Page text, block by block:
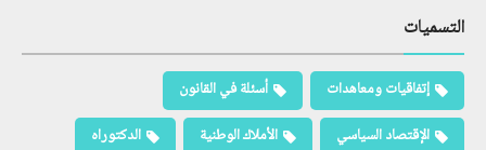
التسميات
إتفاقيات ومعاهدات
أسئلة في القانون
الإقتصاد السياسي
الأملاك الوطنية
الدكتوراه